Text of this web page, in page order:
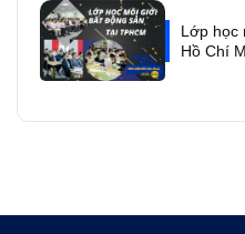
Lớp học
Hồ Chí